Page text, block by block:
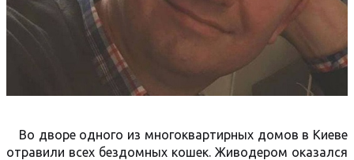
Во дворе одного из многоквартирных домов в Киеве
отравили всех бездомных кошек. Живодером оказался